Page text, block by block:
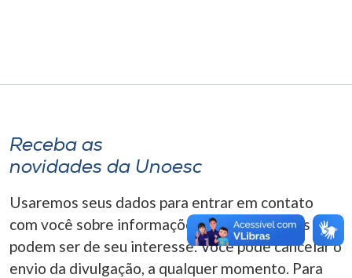
Receba as
novidades da Unoesc
Usaremos seus dados para entrar em contato
com você sobre informações correlacionadas que
podem ser de seu interesse. Você pode cancelar o
envio da divulgação, a qualquer momento. Para